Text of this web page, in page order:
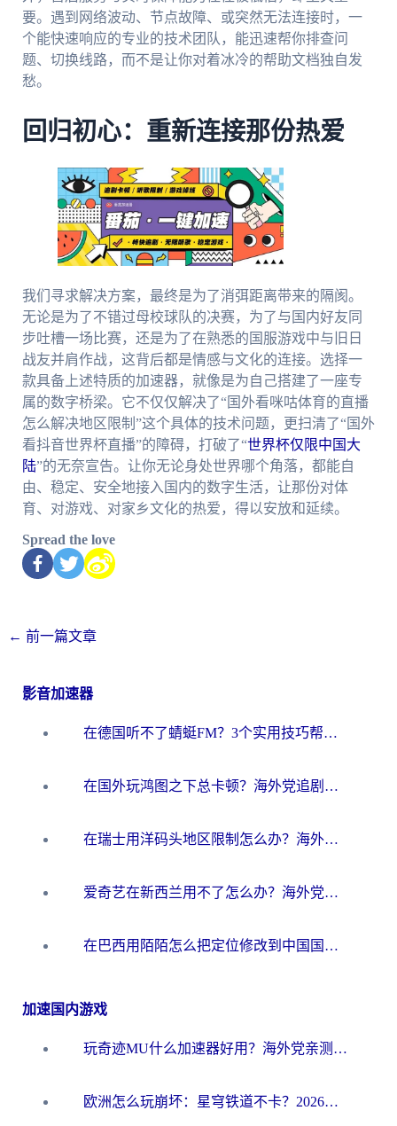
要。遇到网络波动、节点故障、或突然无法连接时，一
个能快速响应的专业的技术团队，能迅速帮你排查问
题、切换线路，而不是让你对着冰冷的帮助文档独自发
愁。
回归初心：重新连接那份热爱
我们寻求解决方案，最终是为了消弭距离带来的隔阂。
无论是为了不错过母校球队的决赛，为了与国内好友同
步吐槽一场比赛，还是为了在熟悉的国服游戏中与旧日
战友并肩作战，这背后都是情感与文化的连接。选择一
款具备上述特质的加速器，就像是为自己搭建了一座专
属的数字桥梁。它不仅仅解决了“国外看咪咕体育的直播
怎么解决地区限制”这个具体的技术问题，更扫清了“国外
看抖音世界杯直播”的障碍，打破了“世界杯仅限中国大
陆”的无奈宣告。让你无论身处世界哪个角落，都能自
由、稳定、安全地接入国内的数字生活，让那份对体
育、对游戏、对家乡文化的热爱，得以安放和延续。
Spread the love
← 前一篇文章
影音加速器
在德国听不了蜻蜓FM？3个实用技巧帮你解锁国内影音自由
在国外玩鸿图之下总卡顿？海外党追剧听歌的3个实用解决方案
在瑞士用洋码头地区限制怎么办？海外华人必看的回国加速全攻略
爱奇艺在新西兰用不了怎么办？海外党亲测有效的回国加速方案
在巴西用陌陌怎么把定位修改到中国国内？海外党必看的回国加速全攻略
加速国内游戏
玩奇迹MU什么加速器好用？海外党亲测：这款加速器让你告别延迟卡顿！
欧洲怎么玩崩坏：星穹铁道不卡？2026海外玩家国服游戏加速器终极攻略